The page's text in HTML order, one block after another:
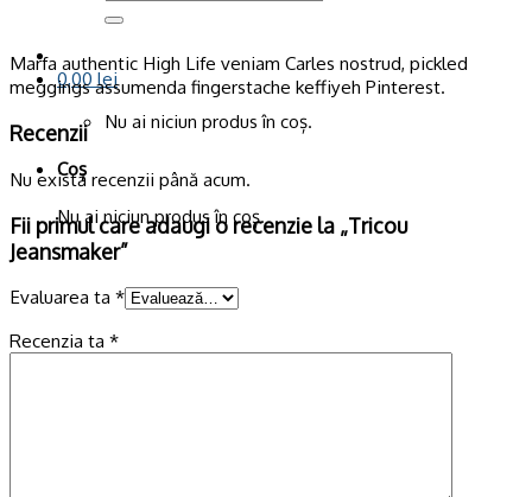
0,00lei
Nu ai niciun produs în coș.
Coș
Nu ai niciun produs în coș.
Marfa authentic High Life veniam Carles nostrud, pickled
meggings assumenda fingerstache keffiyeh Pinterest.
Recenzii
Nu există recenzii până acum.
Fii primul care adaugi o recenzie la „Tricou
Jeansmaker”
Evaluarea ta *
Recenzia ta *